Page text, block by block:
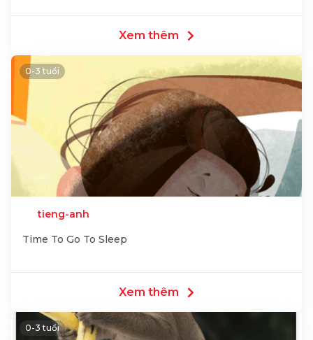
Xem thêm
0-3 tuổi
tieng-anh
Time To Go To Sleep
Xem thêm
0-3 tuổi